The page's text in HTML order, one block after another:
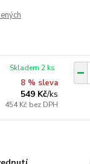
8 % sleva
549 Kč/ks
454 Kč bez DPH
Skladem 2 ks